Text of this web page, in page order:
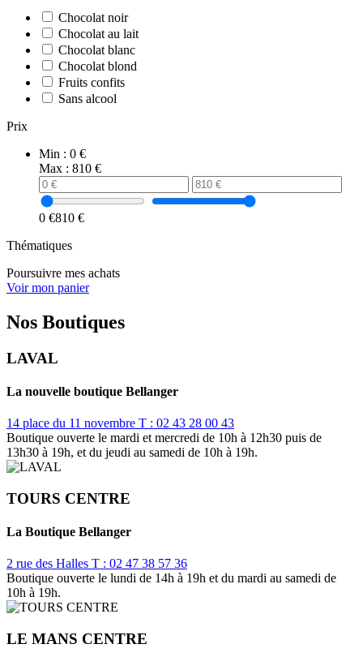
Chocolat noir
Chocolat au lait
Chocolat blanc
Chocolat blond
Fruits confits
Sans alcool
Prix
Min : 0 €
Max : 810 €
0 €810 €
Thématiques
Poursuivre mes achats
Voir mon panier
Nos Boutiques
LAVAL
La nouvelle boutique Bellanger
14 place du 11 novembre T : 02 43 28 00 43
Boutique ouverte le mardi et mercredi de 10h à 12h30 puis de
13h30 à 19h, et du jeudi au samedi de 10h à 19h.
TOURS CENTRE
La Boutique Bellanger
2 rue des Halles T : 02 47 38 57 36
Boutique ouverte le lundi de 14h à 19h et du mardi au samedi de
10h à 19h.
LE MANS CENTRE